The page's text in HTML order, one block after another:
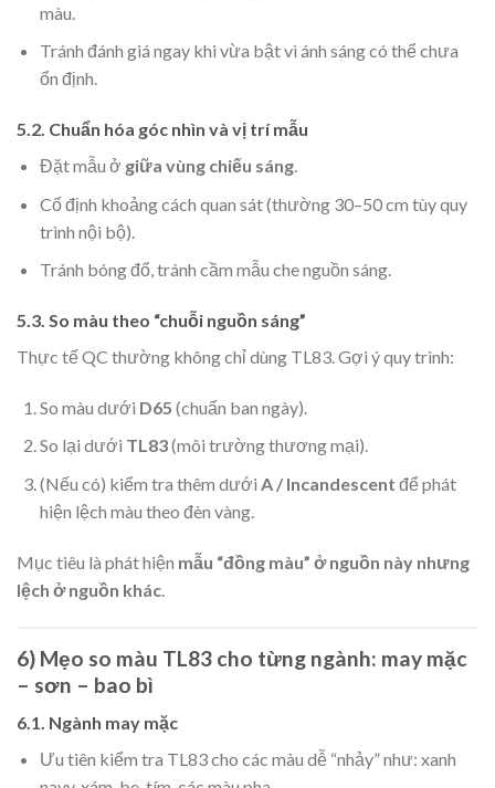
màu.
Tránh đánh giá ngay khi vừa bật vì ánh sáng có thể chưa
ổn định.
5.2. Chuẩn hóa góc nhìn và vị trí mẫu
Đặt mẫu ở giữa vùng chiếu sáng.
Cố định khoảng cách quan sát (thường 30–50 cm tùy quy
trình nội bộ).
Tránh bóng đổ, tránh cầm mẫu che nguồn sáng.
5.3. So màu theo “chuỗi nguồn sáng”
Thực tế QC thường không chỉ dùng TL83. Gợi ý quy trình:
So màu dưới D65 (chuẩn ban ngày).
So lại dưới TL83(môi trường thương mại).
(Nếu có) kiểm tra thêm dưới A / Incandescent để phát
hiện lệch màu theo đèn vàng.
Mục tiêu là phát hiện mẫu “đồng màu” ở nguồn này nhưng
lệch ở nguồn khác
6) Mẹo so màu TL83 cho từng ngành: may mặc
– sơn – bao bì
6.1. Ngành may mặc
Ưu tiên kiểm tra TL83 cho các màu dễ “nhảy” như: xanh